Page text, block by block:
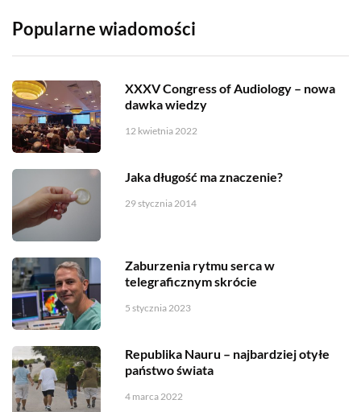
Popularne wiadomości
XXXV Congress of Audiology – nowa
dawka wiedzy
12 kwietnia 2022
Jaka długość ma znaczenie?
29 stycznia 2014
Zaburzenia rytmu serca w
telegraficznym skrócie
5 stycznia 2023
Republika Nauru – najbardziej otyłe
państwo świata
4 marca 2022